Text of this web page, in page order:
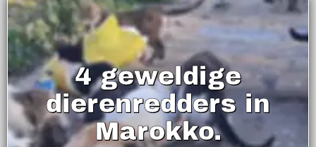
4 geweldige
dierenredders in
Marokko.